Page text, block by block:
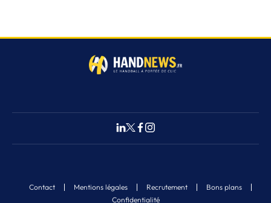
Contact Mentions légales Recrutement
Bons plans
Confidentialité